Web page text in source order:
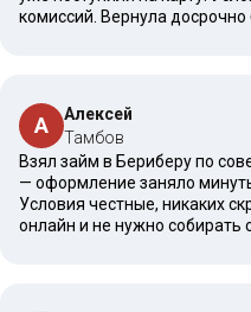
комиссий. Вернула
А
Алексей
Тамбов
Взял займ в Бериберу по
— оформление заняло
Условия честные, никаких
онлайн и не нужно собирать